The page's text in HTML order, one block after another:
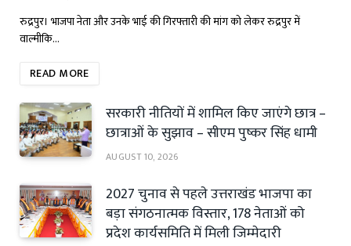
रुद्रपुर। भाजपा नेता और उनके भाई की गिरफ्तारी की मांग को लेकर रुद्रपुर में
वाल्मीकि…
READ MORE
सरकारी नीतियों में शामिल किए जाएंगे छात्र –
छात्राओं के सुझाव – सीएम पुष्कर सिंह धामी
AUGUST 10, 2026
2027 चुनाव से पहले उत्तराखंड भाजपा का
बड़ा संगठनात्मक विस्तार, 178 नेताओं को
प्रदेश कार्यसमिति में मिली जिम्मेदारी